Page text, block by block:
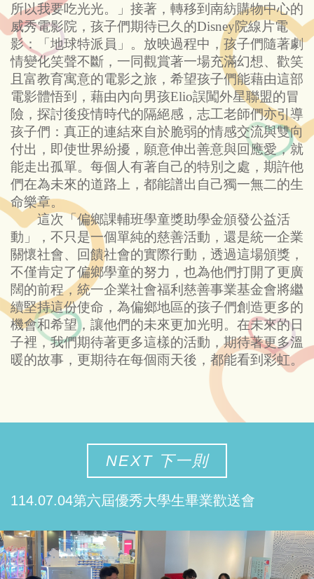
所以我要吃光光。」接著，轉移到南紡購物中心的
威秀電影院，孩子們期待已久的Disney院線片電
影：「地球特派員」。放映過程中，孩子們隨著劇
情變化笑聲不斷，一同觀賞著一場充滿幻想、歡笑
且富教育寓意的電影之旅，希望孩子們能藉由這部
電影體悟到， 藉由內向男孩Elio誤闖外星聯盟的冒
險，探討後疫情時代的隔絕感，志工老師們亦引導
孩子們：真正的連結來自於脆弱的情感交流與雙向
付出，即使世界紛擾，願意伸出善意與回應愛，就
能走出孤單。 每個人有著自己的特別之處，期許他
們在為未來的道路上，都能譜出自己獨一無二的生
命樂章。
這次「偏鄉課輔班學童獎助學金頒發公益活
動」，不只是一個單純的慈善活動，還是統一企業
關懷社會、回饋社會的實際行動，透過這場頒獎，
不僅肯定了偏鄉學童的努力，也為他們打開了更廣
闊的前程，統一企業社會福利慈善事業基金會將繼
續堅持這份使命，為偏鄉地區的孩子們創造更多的
機會和希望，讓他們的未來更加光明。在未來的日
子裡，我們期待著更多這樣的活動，期待著更多溫
暖的故事，更期待在每個雨天後，都能看到彩虹。
NEXT 下一則
114.07.04第六屆優秀大學生畢業歡送會